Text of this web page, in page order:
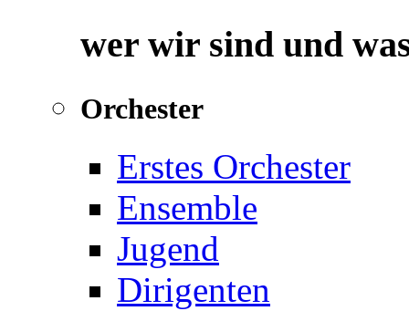
wer wir sind und
Orchester
Erstes Orchester
Ensemble
Jugend
Dirigenten